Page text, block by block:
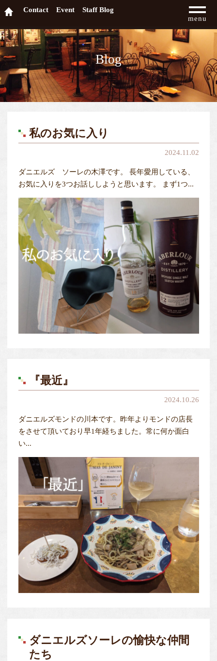
Contact Event
Staff Blog
menu
Blog
私のお気に入り
2024.11.02
ダニエルズ ソーレの木澤です。 長年愛用している、
お気に入りを3つお話ししようと思います。 まず1つ...
『最近』
2024.10.26
ダニエルズモンドの川本です。昨年よりモンドの店長
をさせて頂いており早1年経ちました。常に何か面白
い...
ダニエルズソーレの愉快な仲間
たち